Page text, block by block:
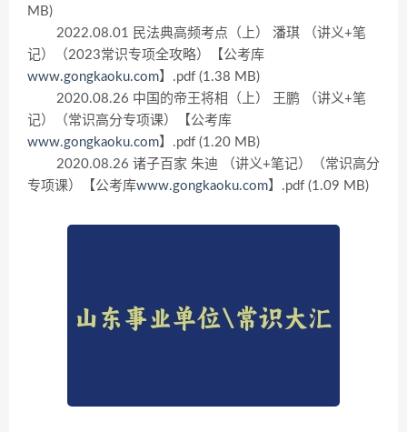
MB)
2022.08.01 民法典高频考点（上） 潘琪 （讲义+笔
记）（2023常识专项全攻略）【公考库
www.gongkaoku.com】.pdf (1.38 MB)
2020.08.26 中国的帝王将相（上） 王鹏 （讲义+笔
记）（常识高分专项课）【公考库
www.gongkaoku.com】.pdf (1.20 MB)
2020.08.26 诸子百家 朱迪 （讲义+笔记）（常识高分
专项课）【公考库www.gongkaoku.com】.pdf (1.09 MB)